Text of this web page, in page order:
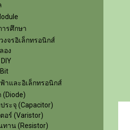
ารศึกษา
งจรอิเล็กทรอนิกส์
อง
าและอิเล็กทรอนิกส์
(Diode)
ระจุ (Capacitor)
อร์ (Varistor)
ทาน (Resistor)